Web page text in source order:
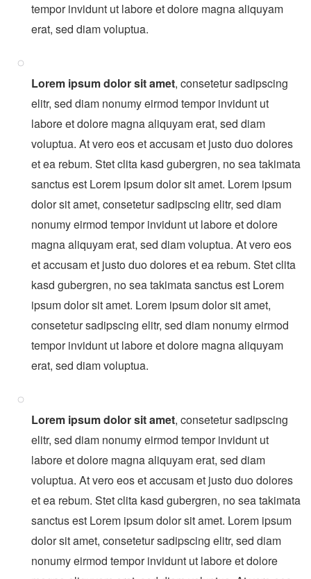
tempor invidunt ut labore et dolore magna aliquyam
erat, sed diam voluptua.
Lorem ipsum dolor sit amet, consetetur sadipscing
elitr, sed diam nonumy eirmod tempor invidunt ut
labore et dolore magna aliquyam erat, sed diam
voluptua. At vero eos et accusam et justo duo dolores
et ea rebum. Stet clita kasd gubergren, no sea takimata
sanctus est Lorem ipsum dolor sit amet. Lorem ipsum
dolor sit amet, consetetur sadipscing elitr, sed diam
nonumy eirmod tempor invidunt ut labore et dolore
magna aliquyam erat, sed diam voluptua. At vero eos
et accusam et justo duo dolores et ea rebum. Stet clita
kasd gubergren, no sea takimata sanctus est Lorem
ipsum dolor sit amet. Lorem ipsum dolor sit amet,
consetetur sadipscing elitr, sed diam nonumy eirmod
tempor invidunt ut labore et dolore magna aliquyam
erat, sed diam voluptua.
Lorem ipsum dolor sit amet, consetetur sadipscing
elitr, sed diam nonumy eirmod tempor invidunt ut
labore et dolore magna aliquyam erat, sed diam
voluptua. At vero eos et accusam et justo duo dolores
et ea rebum. Stet clita kasd gubergren, no sea takimata
sanctus est Lorem ipsum dolor sit amet. Lorem ipsum
dolor sit amet, consetetur sadipscing elitr, sed diam
nonumy eirmod tempor invidunt ut labore et dolore